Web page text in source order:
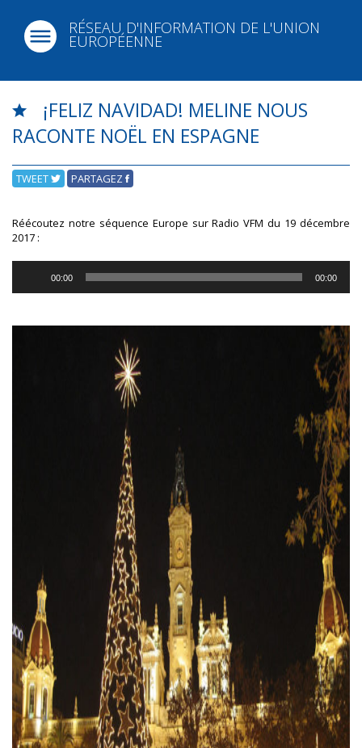
RÉSEAU D'INFORMATION DE L'UNION
EUROPÉENNE
¡FELIZ NAVIDAD! MELINE NOUS
RACONTE NOËL EN ESPAGNE
TWEET PARTAGEZ
Réécoutez notre séquence Europe sur Radio VFM du 19 décembre
2017 :
00:00 00:00